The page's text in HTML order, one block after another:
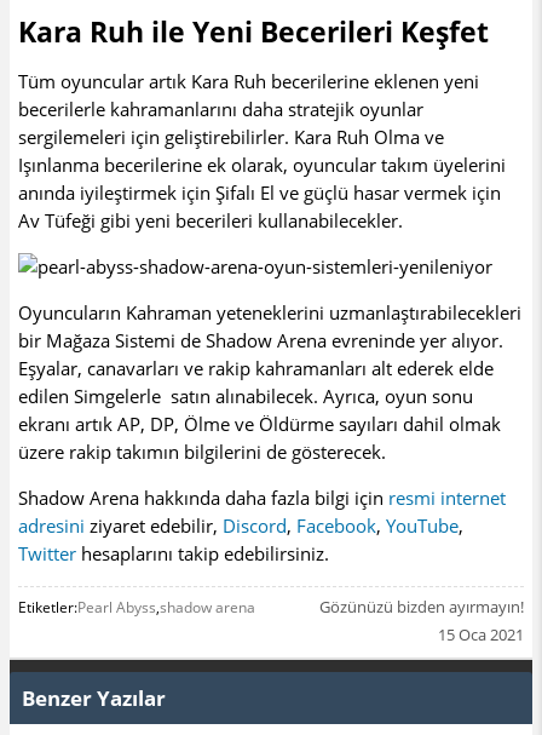
Kara Ruh ile Yeni Becerileri Keşfet
Tüm oyuncular artık Kara Ruh becerilerine eklenen yeni
becerilerle kahramanlarını daha stratejik oyunlar
sergilemeleri için geliştirebilirler. Kara Ruh Olma ve
Işınlanma becerilerine ek olarak, oyuncular takım üyelerini
anında iyileştirmek için Şifalı El ve güçlü hasar vermek için
Av Tüfeği gibi yeni becerileri kullanabilecekler.
Oyuncuların Kahraman yeteneklerini uzmanlaştırabilecekleri
bir Mağaza Sistemi de Shadow Arena evreninde yer alıyor.
Eşyalar, canavarları ve rakip kahramanları alt ederek elde
edilen Simgelerle satın alınabilecek. Ayrıca, oyun sonu
ekranı artık AP, DP, Ölme ve Öldürme sayıları dahil olmak
üzere rakip takımın bilgilerini de gösterecek.
Shadow Arena hakkında daha fazla bilgi için resmi internet
adresini ziyaret edebilir, Discord, Facebook, YouTube,
Twitter hesaplarını takip edebilirsiniz.
Etiketler:Pearl Abyss,shadow arena
Gözünüzü bizden ayırmayın!
15 Oca 2021
Benzer Yazılar